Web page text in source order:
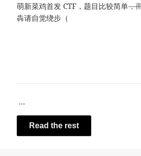
萌新菜鸡首发 CTF，题目比较简单，
犇请自觉绕步（
…
Read the rest